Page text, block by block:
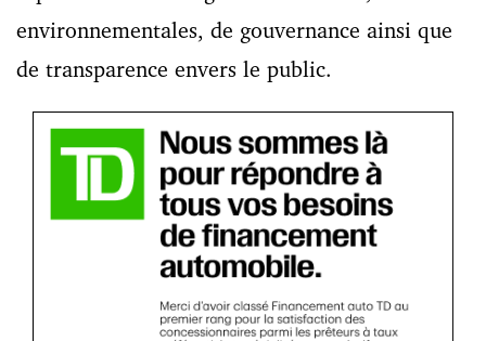
environnementales, de gouvernance ainsi que
de transparence envers le public.